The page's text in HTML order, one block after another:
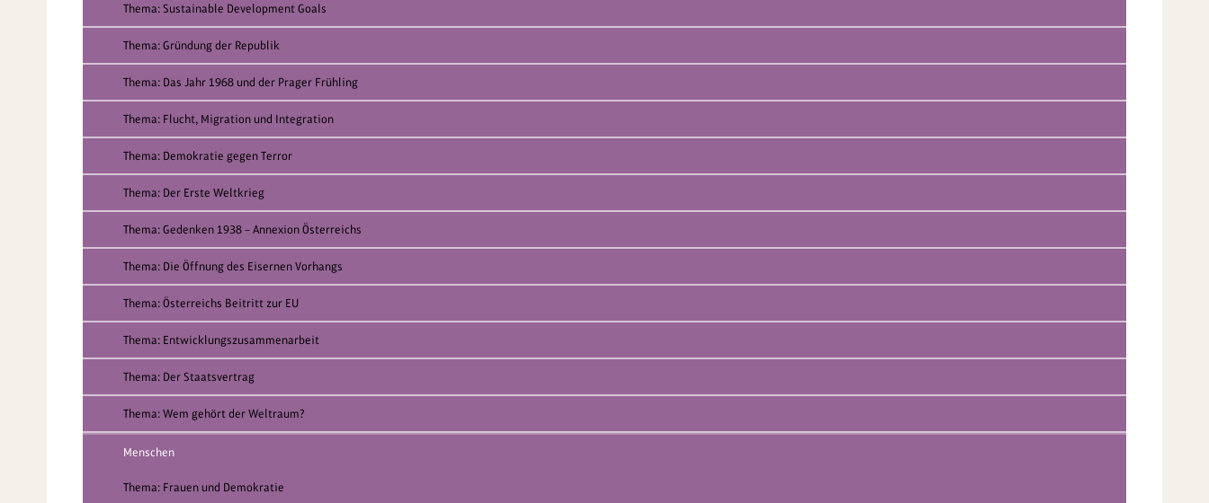
Thema: Sustainable Development Goals
Thema: Gründung der Republik
Thema: Das Jahr 1968 und der Prager Frühling
Thema: Flucht, Migration und Integration
Thema: Demokratie gegen Terror
Thema: Der Erste Weltkrieg
Thema: Gedenken 1938 – Annexion Österreichs
Thema: Die Öffnung des Eisernen Vorhangs
Thema: Österreichs Beitritt zur EU
Thema: Entwicklungszusammenarbeit
Thema: Der Staatsvertrag
Thema: Wem gehört der Weltraum?
Menschen
Thema: Frauen und Demokratie